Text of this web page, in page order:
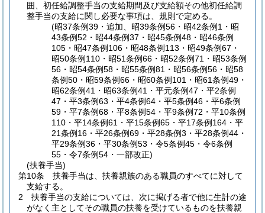
囲、初任給調整手当の支給期間及び支給額その他初任給調
整手当の支給に関し必要な事項は、規則で定める。
(昭37条例39・追加、昭39条例56・昭42条例1・昭
43条例52・昭44条例37・昭45条例48・昭46条例
105・昭47条例106・昭48条例113・昭49条例67・
昭50条例110・昭51条例66・昭52条例71・昭53条例
56・昭54条例58・昭55条例81・昭56条例56・昭58
条例50・昭59条例66・昭60条例101・昭61条例49・
昭62条例41・昭63条例41・平元条例47・平2条例
47・平3条例63・平4条例64・平5条例46・平6条例
59・平7条例68・平8条例54・平9条例72・平10条例
110・平14条例61・平15条例65・平17条例164・平
21条例16・平26条例69・平28条例3・平28条例44・
平29条例36・平30条例53・令5条例45・令6条例
55・令7条例54・一部改正)
(扶養手当)
第10条
扶養手当は、扶養親族のある職員のすべてに対して
支給する。
2
扶養手当の支給については、次に掲げる者で他に生計の途
がなく主としてその職員の扶養を受けているものを扶養親